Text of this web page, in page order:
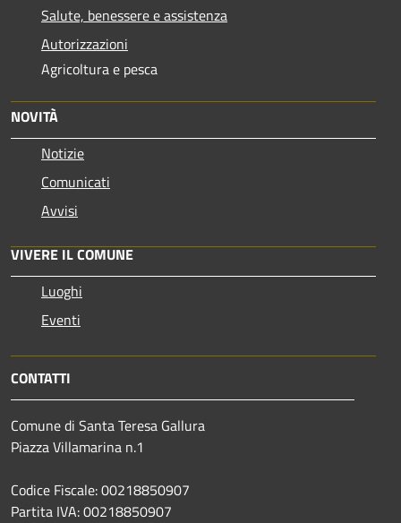
Salute, benessere e assistenza
Autorizzazioni
Agricoltura e pesca
NOVITÀ
Notizie
Comunicati
Avvisi
VIVERE IL COMUNE
Luoghi
Eventi
CONTATTI
Comune di Santa Teresa Gallura
Piazza Villamarina n.1
Codice Fiscale: 00218850907
Partita IVA: 00218850907